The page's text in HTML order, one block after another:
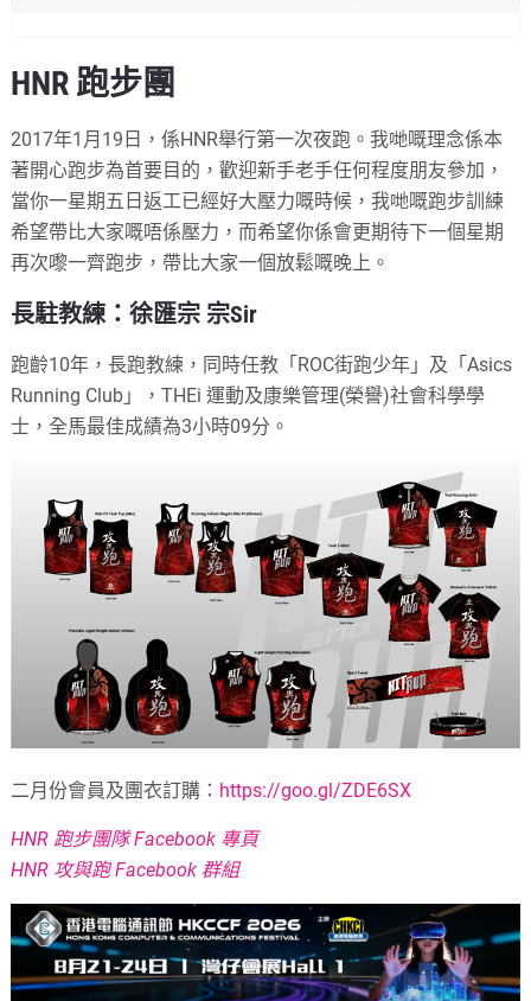
HNR 跑步團
2017年1月19日，係HNR舉行第一次夜跑。我哋嘅理念係本
著開心跑步為首要目的，歡迎新手老手任何程度朋友參加，
當你一星期五日返工已經好大壓力嘅時候，我哋嘅跑步訓練
希望帶比大家嘅唔係壓力，而希望你係會更期待下一個星期
再次嚟一齊跑步，帶比大家一個放鬆嘅晚上。
長駐教練：徐匯宗 宗Sir
跑齡10年，長跑教練，同時任教「ROC街跑少年」及「Asics
Running Club」，THEi 運動及康樂管理(榮譽)社會科學學
士，全馬最佳成績為3小時09分。
二月份會員及團衣訂購： https://goo.gl/ZDE6SX
HNR 跑步團隊 Facebook 專頁
HNR 攻與跑 Facebook 群組